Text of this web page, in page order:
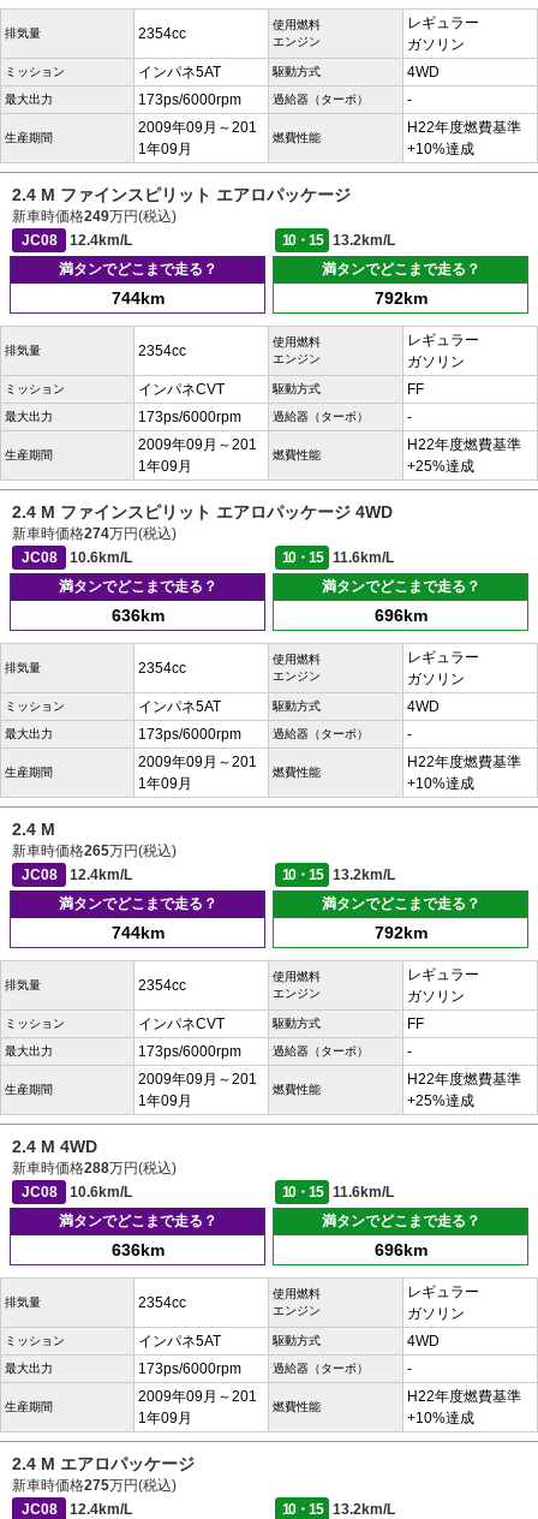
排気量 2354cc
使用燃料
エンジン
レギュラー
ガソリン
ミッション インパネ5AT 駆動方式 4WD
最大出力 173ps/6000rpm 過給器（ターボ） -
生産期間
2009年09月～201
1年09月
燃費性能
H22年度燃費基準
+10%達成
2.4 M ファインスピリット エアロパッケージ
新車時価格249万円(税込)
JC08
12.4km/L 10・15
13.2km/L
満タンでどこまで走る？
744km
満タンでどこまで走る？
792km
排気量 2354cc
使用燃料
エンジン
レギュラー
ガソリン
ミッション インパネCVT 駆動方式 FF
最大出力 173ps/6000rpm 過給器（ターボ） -
生産期間
2009年09月～201
1年09月
燃費性能
H22年度燃費基準
+25%達成
2.4 M ファインスピリット エアロパッケージ 4WD
新車時価格274万円(税込)
JC08
10.6km/L 10・15
11.6km/L
満タンでどこまで走る？
636km
満タンでどこまで走る？
696km
排気量 2354cc
使用燃料
エンジン
レギュラー
ガソリン
ミッション インパネ5AT 駆動方式 4WD
最大出力 173ps/6000rpm 過給器（ターボ） -
生産期間
2009年09月～201
1年09月
燃費性能
H22年度燃費基準
+10%達成
2.4 M
新車時価格265万円(税込)
JC08
12.4km/L 10・15
13.2km/L
満タンでどこまで走る？
744km
満タンでどこまで走る？
792km
排気量 2354cc
使用燃料
エンジン
レギュラー
ガソリン
ミッション インパネCVT 駆動方式 FF
最大出力 173ps/6000rpm 過給器（ターボ） -
生産期間
2009年09月～201
1年09月
燃費性能
H22年度燃費基準
+25%達成
2.4 M 4WD
新車時価格288万円(税込)
JC08
10.6km/L 10・15
11.6km/L
満タンでどこまで走る？
636km
満タンでどこまで走る？
696km
排気量 2354cc
使用燃料
エンジン
レギュラー
ガソリン
ミッション インパネ5AT 駆動方式 4WD
最大出力 173ps/6000rpm 過給器（ターボ） -
生産期間
2009年09月～201
1年09月
燃費性能
H22年度燃費基準
+10%達成
2.4 M エアロパッケージ
新車時価格275万円(税込)
JC08
12.4km/L 10・15 13.2km/L